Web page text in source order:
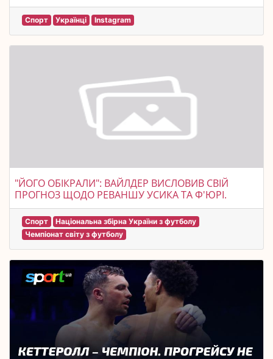
Спорт Українці Instagram
"ЙОГО ОБІКРАЛИ": ВАЙЛДЕР ВИСЛОВИВ СВІЙ
ПРОГНОЗ ЩОДО РЕВАНШУ УСИКА ТА Ф'ЮРІ.
Спорт
Національна збірна України з футболу
Чемпіонат світу з футболу